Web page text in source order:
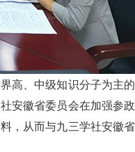
高、中级知识分子为主
安徽省委员会在加强参
，从而与九三学社安徽